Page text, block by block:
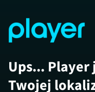
Ups...
Twojej